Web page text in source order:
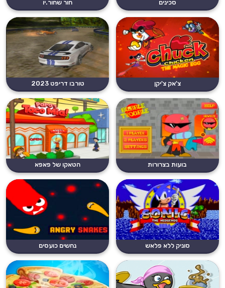
סכינים חור שחור.יו
צ'אק צ'יקן טורבו דריפט 2023
בועות בצרורות הטאקו של פאפא
סוניק ללא פלאש נחשים כועסים